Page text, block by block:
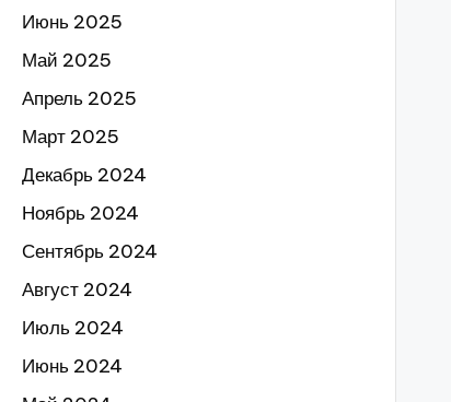
Июнь 2025
Май 2025
Апрель 2025
Март 2025
Декабрь 2024
Ноябрь 2024
Сентябрь 2024
Август 2024
Июль 2024
Июнь 2024